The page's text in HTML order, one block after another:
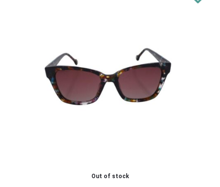
Out of stock